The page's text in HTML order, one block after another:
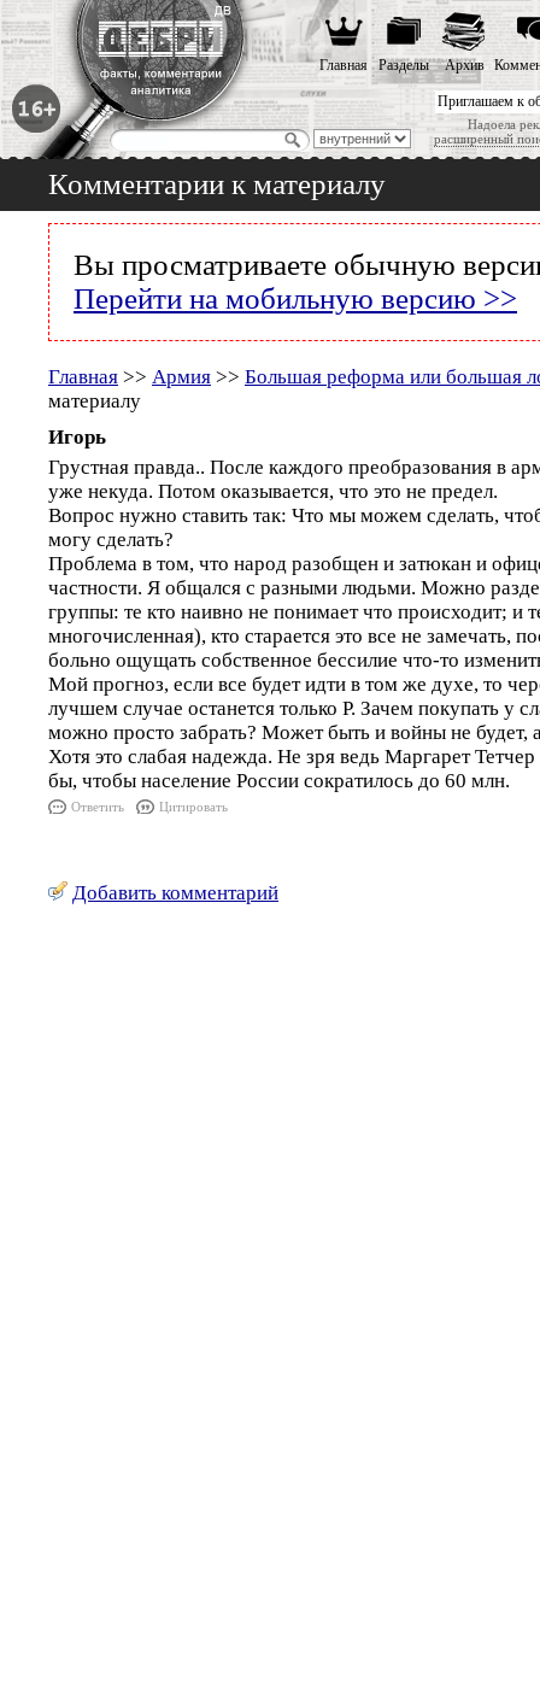
Приглашаем к
Надоела
расширенный
Главная Разделы Архив
Комментарии к материалу
Вы просматриваете обычную
Перейти на мобильную версию >>
Главная >> Армия >> Большая реформа или большая
материалу
Игорь
Грустная правда.. После каждого преобразования в
уже некуда. Потом оказывается, что это не предел.
Вопрос нужно ставить так: Что мы можем сделать,
могу сделать?
Проблема в том, что народ разобщен и затюкан и
частности. Я общался с разными людьми. Можно
группы: те кто наивно не понимает что происходит; и
многочисленная), кто старается это все не замечать,
больно ощущать собственное бессилие что-то
Мой прогноз, если все будет идти в том же духе, то
лучшем случае останется только Р. Зачем покупать у
можно просто забрать? Может быть и войны не будет,
Хотя это слабая надежда. Не зря ведь Маргарет
бы, чтобы население России сократилось до 60 млн.
Ответить Цитировать
Добавить комментарий